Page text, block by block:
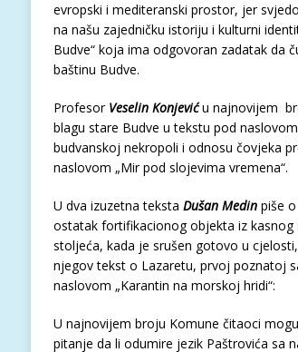
evropski i mediteranski prostor, jer
na našu zajedničku istoriju i kulturni
Budve“ koja ima odgovoran zadatak da
baštinu Budve.
Profesor Veselin Konjeviću najnovijem
blagu stare Budve u tekstu pod
budvanskoj nekropoli i odnosu čovjeka
naslovom „Mir pod slojevima vremena“.
U dva izuzetna teksta Dušan Medinpiše o
ostatak fortifikacionog objekta iz
stoljeća, kada je srušen gotovo u
njegov tekst o Lazaretu, prvoj poznatoj
naslovom „Karantin na morskoj hridi“:
U najnovijem broju Komune čitaoci
pitanje da li odumire jezik Paštrovića sa